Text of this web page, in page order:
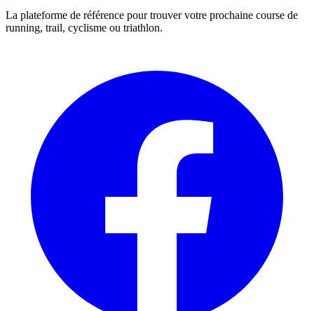
La plateforme de référence pour trouver votre prochaine course de
running, trail, cyclisme ou triathlon.